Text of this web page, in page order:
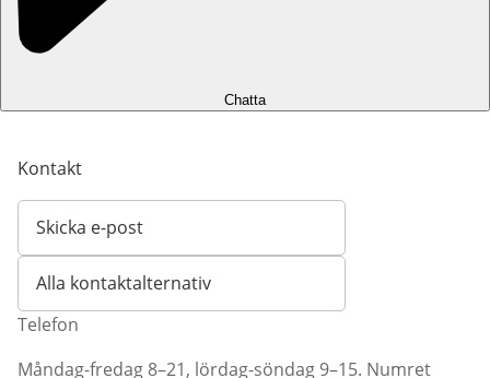
Chatta
Kontakt
Skicka e-post
Öppnar e-postklient
Alla kontaktalternativ
Telefon
Måndag-fredag 8–21, lördag-söndag 9–15. Numret